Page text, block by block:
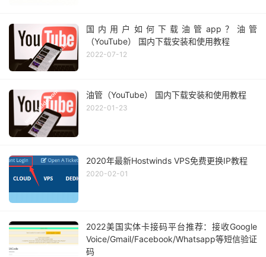
国内用户如何下载油管app？油管
（YouTube） 国内下载安装和使用教程
2022-07-12
油管（YouTube） 国内下载安装和使用教程
2022-01-23
2020年最新Hostwinds VPS免费更换IP教程
2020-02-01
2022美国实体卡接码平台推荐：接收Google
Voice/Gmail/Facebook/Whatsapp等短信验证
码